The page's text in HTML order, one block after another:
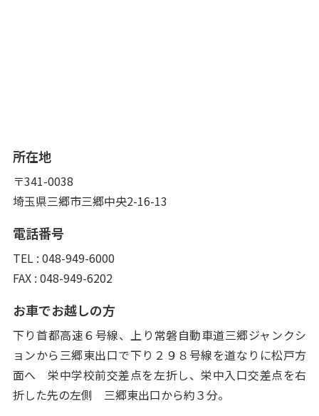
所在地
〒341-0038
埼玉県三郷市三郷中央2-16-13
電話番号
TEL : 048-949-6000
FAX : 048-949-6202
お車でお越しの方
下り首都高速６号線、上り常磐自動車道三郷ジャンクシ
ョンから三郷東出口で下り２９８号線を道なりに松戸方
面へ 栄中学校前交差点を左折し、栄中入口交差点を右
折した先の左側 三郷東出口から約３分。